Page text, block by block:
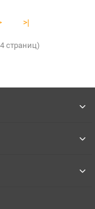
>|
страниц)